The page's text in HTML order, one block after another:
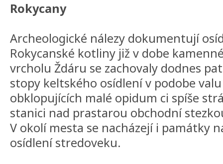
Rokycany
Archeologické nálezy dokumentují
Rokycanské kotliny již v dobe
vrcholu Ždáru se zachovaly dodnes
stopy keltského osídlení v podobe valu
obklopujících malé opidum ci spíše
stanici nad prastarou obchodní
V okolí mesta se nacházejí i památky
osídlení stredoveku.